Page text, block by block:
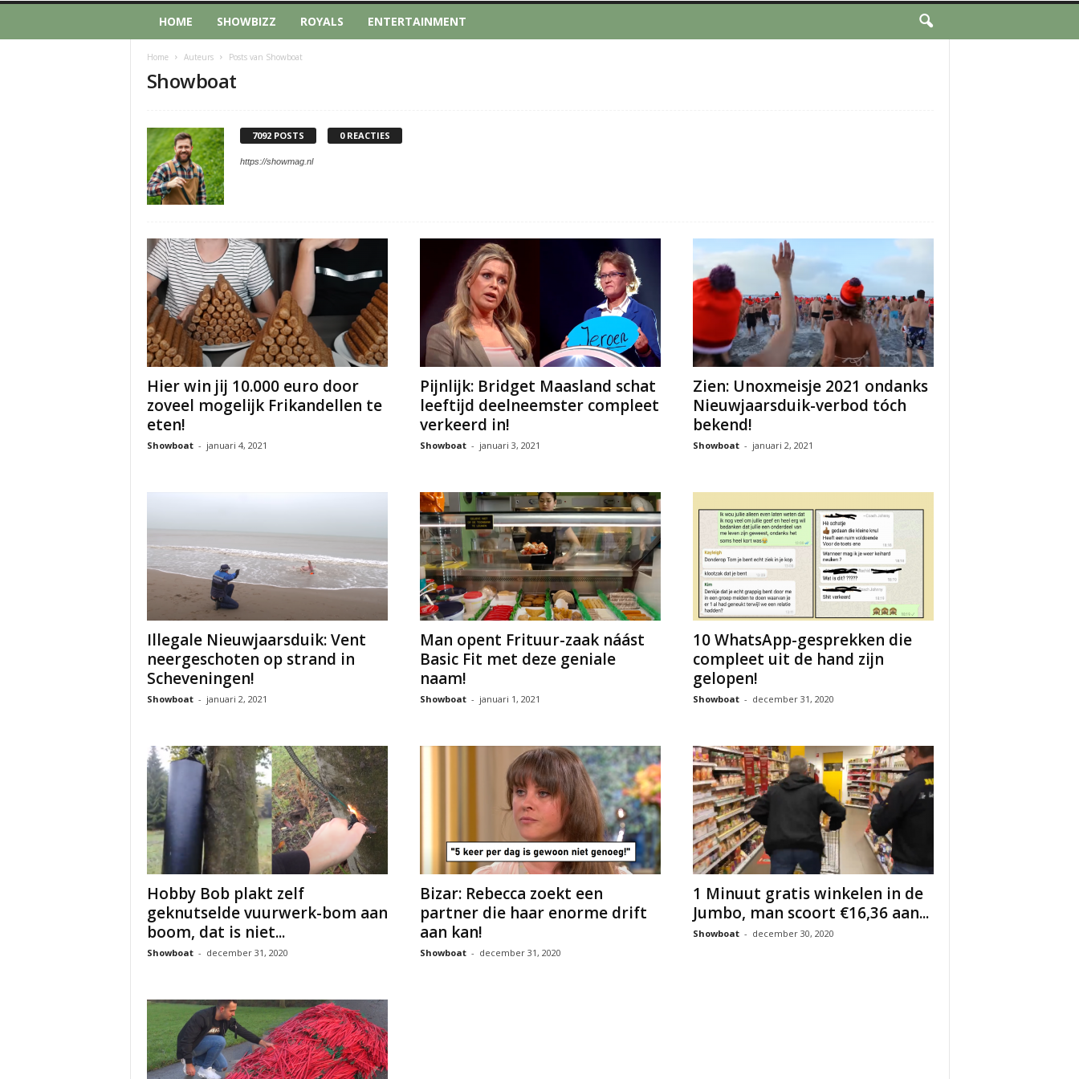
HOME SHOWBIZZ ROYALS ENTERTAINMENT
Home Auteurs Posts van Showboat
Showboat
7092 POSTS 0 REACTIES
https://showmag.nl
Hier win jij 10.000 euro door
zoveel mogelijk Frikandellen te
eten!
Showboat - januari 4, 2021
Pijnlijk: Bridget Maasland schat
leeftijd deelneemster compleet
verkeerd in!
Showboat - januari 3, 2021
Zien: Unoxmeisje 2021 ondanks
Nieuwjaarsduik-verbod tóch
bekend!
Showboat - januari 2, 2021
Illegale Nieuwjaarsduik: Vent
neergeschoten op strand in
Scheveningen!
Showboat - januari 2, 2021
Man opent Frituur-zaak náást
Basic Fit met deze geniale
naam!
Showboat - januari 1, 2021
10 WhatsApp-gesprekken die
compleet uit de hand zijn
gelopen!
Showboat - december 31, 2020
Hobby Bob plakt zelf
geknutselde vuurwerk-bom aan
boom, dat is niet...
Showboat - december 31, 2020
Bizar: Rebecca zoekt een
partner die haar enorme drift
aan kan!
Showboat - december 31, 2020
1 Minuut gratis winkelen in de
Jumbo, man scoort €16,36 aan...
Showboat - december 30, 2020